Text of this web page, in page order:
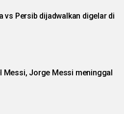
vs Persib dijadwalkan digelar di
Messi, Jorge Messi meninggal